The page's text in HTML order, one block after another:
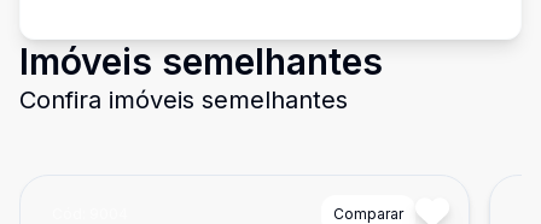
Imóveis semelhantes
Confira imóveis semelhantes
Comparar